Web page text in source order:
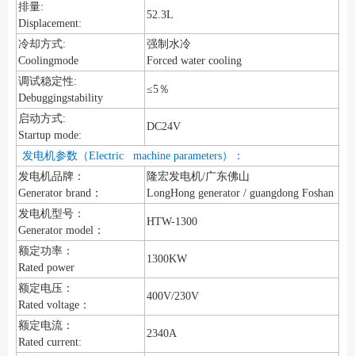
排量:
Displacement:
52.3L
冷却方式:
Coolingmode
强制水冷
Forced water cooling
调试稳定性:
Debuggingstability
≤5％
启动方式:
Startup mode:
DC24V
发电机参数（Electric machine parameters）：
发电机品牌：
Generator brand：
隆宏发电机/广东佛山
LongHong generator / guangdong Foshan
发电机型号：
Generator model：
HTW-1300
额定功率：
Rated power
1300KW
额定电压：
Rated voltage：
400V/230V
额定电流：
Rated current:
2340A